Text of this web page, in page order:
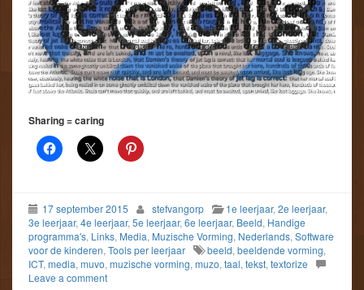
Sharing = caring
17 september 2015 stefvangorp 1e leerjaar, 2e leerjaar,
3e leerjaar, 4e leerjaar, 5e leerjaar, 6e leerjaar, Beeld, Handige
programma's, Links, Media, Muzische Vorming, Nederlands, Software
voor de kinderen, Tools per leerjaar beeld, beeldende vorming,
ICT, media, muvo, muzische vorming, muzo, taal, tekst, textorize
Leave a comment